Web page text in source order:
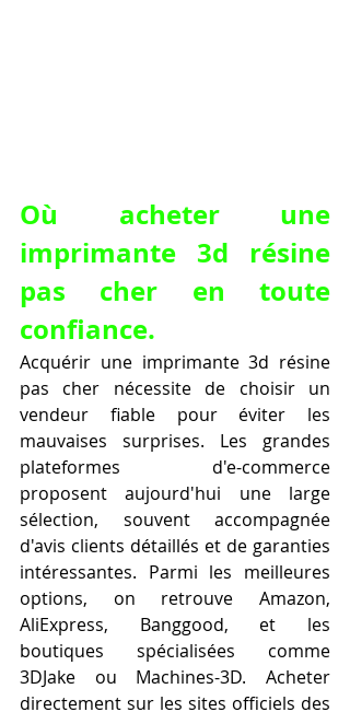
Où acheter une
imprimante 3d résine
pas cher en toute
confiance.
Acquérir une imprimante 3d résine
pas cher nécessite de choisir un
vendeur fiable pour éviter les
mauvaises surprises. Les grandes
plateformes d'e-commerce
proposent aujourd'hui une large
sélection, souvent accompagnée
d'avis clients détaillés et de garanties
intéressantes. Parmi les meilleures
options, on retrouve Amazon,
AliExpress, Banggood, et les
boutiques spécialisées comme
3DJake ou Machines-3D. Acheter
directement sur les sites officiels des